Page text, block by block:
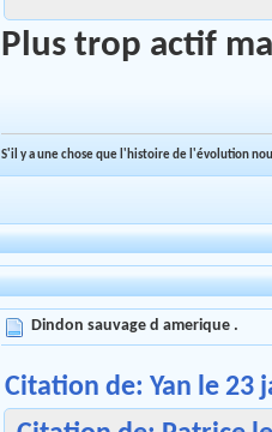
Plus trop actif
S'il y a une chose que l'histoire de l'évolution
Dindon sauvage d amerique .
Citation de: Yan le 23